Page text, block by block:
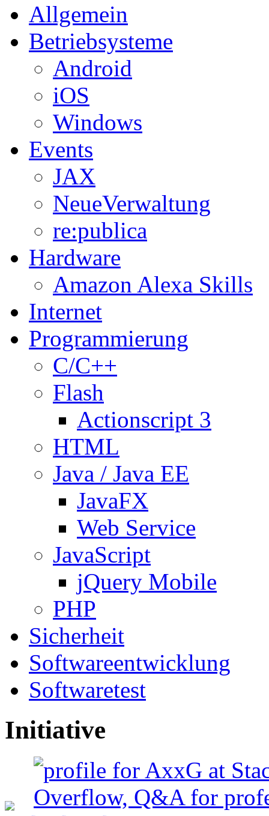
Allgemein
Betriebsysteme
Android
iOS
Windows
Events
JAX
NeueVerwaltung
re:publica
Hardware
Amazon Alexa Skills
Internet
Programmierung
C/C++
Flash
Actionscript 3
HTML
Java / Java EE
JavaFX
Web Service
JavaScript
jQuery Mobile
PHP
Sicherheit
Softwareentwicklung
Softwaretest
Initiative